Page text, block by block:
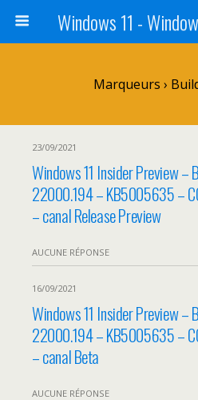
Marqueurs ›
23/09/2021
Windows 11 Insider Preview –
22000.194 – KB5005635 –
– canal Release Preview
AUCUNE RÉPONSE
16/09/2021
Windows 11 Insider Preview –
22000.194 – KB5005635 –
– canal Beta
AUCUNE RÉPONSE